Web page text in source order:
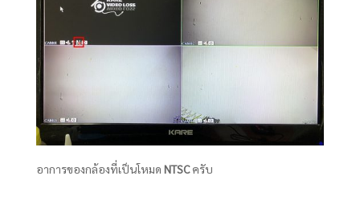
อาการของกล้องที่เป็นโหมด NTSCครับ